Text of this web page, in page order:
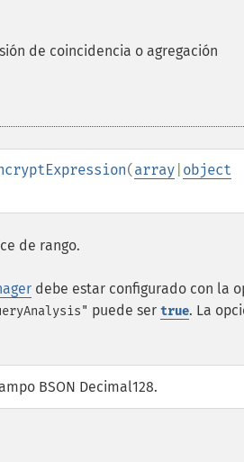
de coincidencia o agregación
(array object
de rango.
debe estar configurado con la
puede ser true. La
BSON Decimal128.